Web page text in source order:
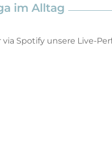
im Alltag
Spotify unsere Live-